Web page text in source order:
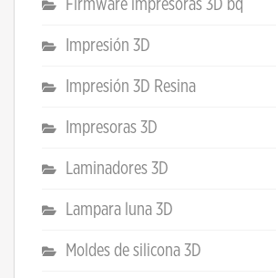
Firmware impresoras 3D bq
Impresión 3D
Impresión 3D Resina
Impresoras 3D
Laminadores 3D
Lampara luna 3D
Moldes de silicona 3D